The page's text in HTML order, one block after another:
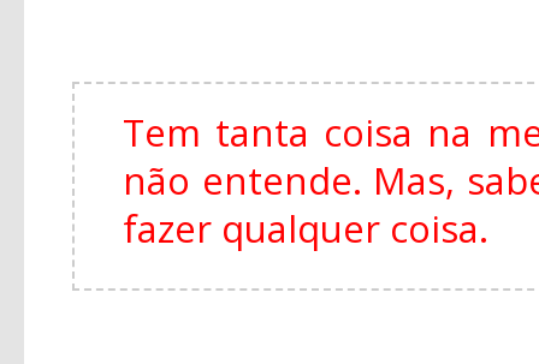
Tem tanta coisa na
não entende. Mas,
fazer qualquer coisa.